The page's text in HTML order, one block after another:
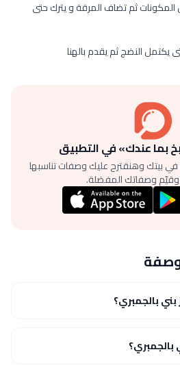
المكونات ثم تضاف المرقة و يترك حتى
النضج ثم يقدم بالهنا
بما عندك» في التطبيق
بيتك وهنقترح عليك وصفات تناسبها
وصفاتك المفضلة.
بالجمبري؟